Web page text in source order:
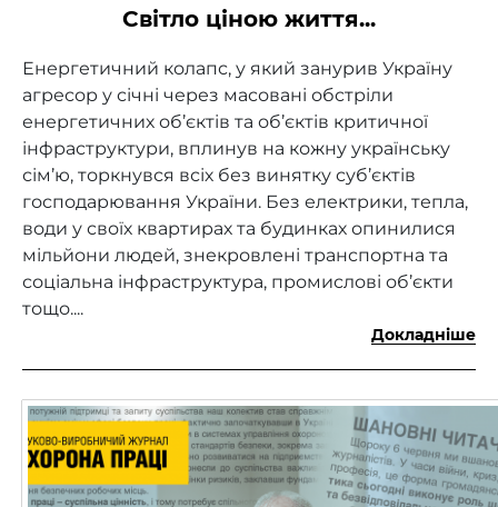
Світло ціною життя...
Енергетичний колапс, у який занурив Україну
агресор у січні через масовані обстріли
енергетичних об’єктів та об’єктів критичної
інфраструктури, вплинув на кожну українську
сім’ю, торкнувся всіх без винятку суб’єктів
господарювання України. Без електрики, тепла,
води у своїх квартирах та будинках опинилися
мільйони людей, знекровлені транспортна та
соціальна інфраструктура, промислові об’єкти
тощо....
Докладніше